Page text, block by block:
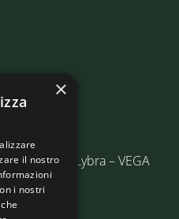
C Edificio Lybra – VEGA
×
il nostro
i nostri